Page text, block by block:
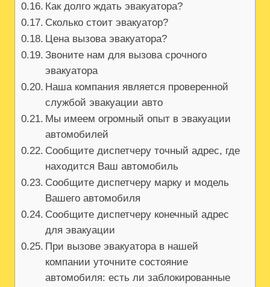
Как долго ждать эвакуатора?
Сколько стоит эвакуатор?
Цена вызова эвакуатора?
Звоните нам для вызова срочного
эвакуатора
Наша компания является проверенной
службой эвакуации авто
Мы имеем огромный опыт в эвакуации
автомобилей
Сообщите диспетчеру точный адрес, где
находится Ваш автомобиль
Сообщите диспетчеру марку и модель
Вашего автомобиля
Сообщите диспетчеру конечный адрес
для эвакуации
При вызове эвакуатора в нашей
компании уточните состояние
автомобиля: есть ли заблокированные